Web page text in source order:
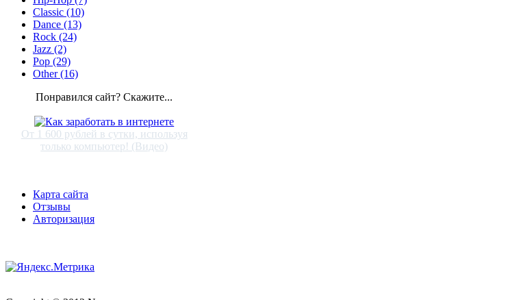
Classic (10)
Dance (13)
Rock (24)
Jazz (2)
Pop (29)
Other (16)
Понравился сайт? Скажите...
От 1 600 рублей в сутки, используя
только компьютер! (Видео)
Карта сайта
Отзывы
Авторизация